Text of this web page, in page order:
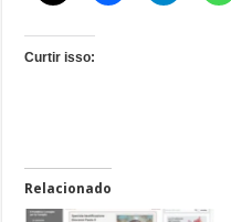
Curtir isso:
Relacionado